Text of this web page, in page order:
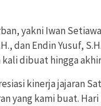
yakni Iwan
dan Endin Yusuf,
dibuat hingga
kinerja jajaran
yang kami buat.